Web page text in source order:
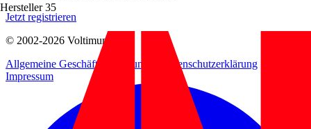
Hersteller 35
Jetzt registrieren
© 2002-2026 Voltimum
Allgemeine Geschäftsbedingungen
Datenschutzerklärung
Impressum